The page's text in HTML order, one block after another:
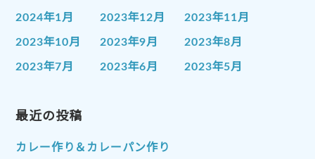
2024年1月 2023年12月 2023年11月
2023年10月 2023年9月 2023年8月
2023年7月 2023年6月 2023年5月
2023年1月
2022年10月 2022年9月
最近の投稿
カレー作り＆カレーパン作り